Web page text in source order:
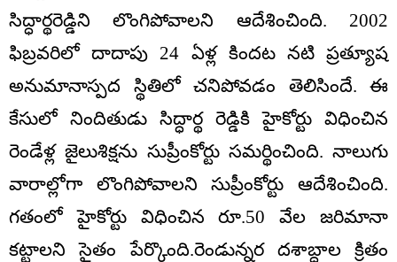
సిద్ధార్థరెడ్డిని లొంగిపోవాలని ఆదేశించింది. 2002
ఫిబ్రవరిలో దాదాపు 24 ఏళ్ల కిందట నటి ప్రత్యూష
అనుమానాస్పద స్థితిలో చనిపోవడం తెలిసిందే. ఈ
కేసులో నిందితుడు సిద్ధార్థ రెడ్డికి హైకోర్టు విధించిన
రెండేళ్ల జైలుశిక్షను సుప్రీంకోర్టు సమర్థించింది. నాలుగు
వారాల్లోగా లొంగిపోవాలని సుప్రీంకోర్టు ఆదేశించింది.
గతంలో హైకోర్టు విధించిన రూ.50 వేల జరిమానా
కట్టాలని సైతం పేర్కొంది.రెండున్నర దశాబ్దాల క్రితం